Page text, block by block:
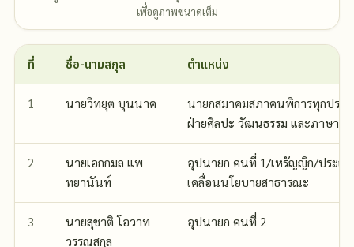
ที่ ชื่อ-นามสกุล ตำแหน่ง
1 นายวิทยุต บุนนาค
นายกสมาคมสภาคนพิการทุกประ
ฝ่ายศิลปะ วัฒนธรรม และภาษา
2
นายเอกกมล แพ
ทยานันท์
อุปนายก คนที่ 1/เหรัญญิก/ประธา
เคลื่อนนโยบายสาธารณะ
3
นายสุชาติ โอวาท
วรรณสกุล
อุปนายก คนที่ 2
เพื่อดูภาพขนาดเต็ม